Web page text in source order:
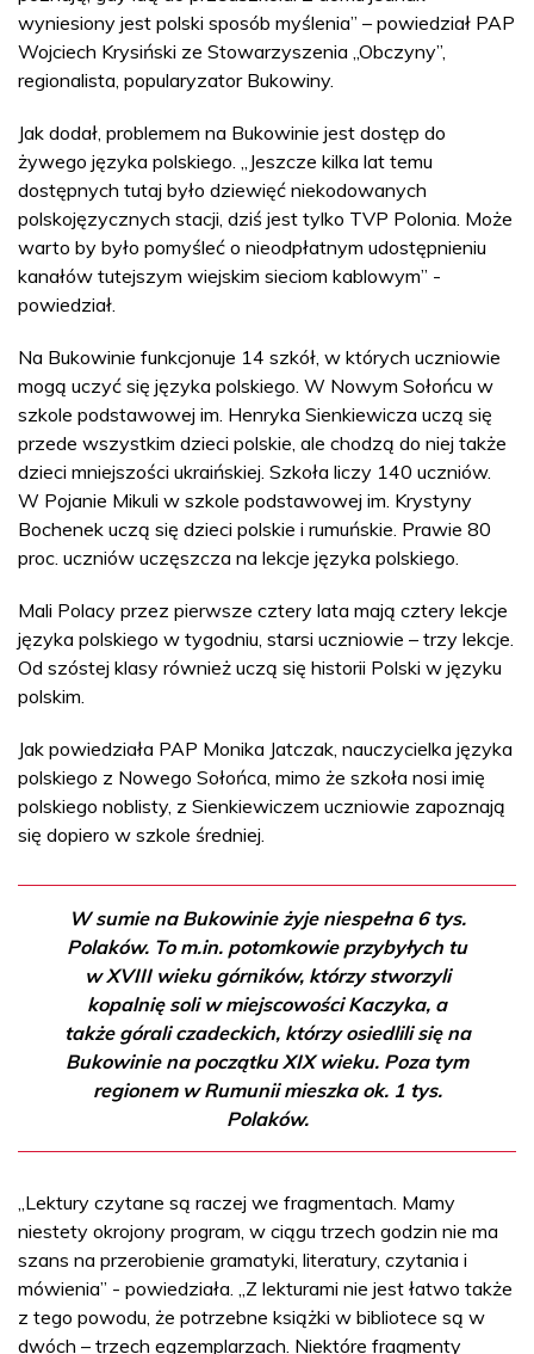
wyniesiony jest polski sposób myślenia” – powiedział PAP
Wojciech Krysiński ze Stowarzyszenia „Obczyny”,
regionalista, popularyzator Bukowiny.
Jak dodał, problemem na Bukowinie jest dostęp do
żywego języka polskiego. „Jeszcze kilka lat temu
dostępnych tutaj było dziewięć niekodowanych
polskojęzycznych stacji, dziś jest tylko TVP Polonia. Może
warto by było pomyśleć o nieodpłatnym udostępnieniu
kanałów tutejszym wiejskim sieciom kablowym” -
powiedział.
Na Bukowinie funkcjonuje 14 szkół, w których uczniowie
mogą uczyć się języka polskiego. W Nowym Sołońcu w
szkole podstawowej im. Henryka Sienkiewicza uczą się
przede wszystkim dzieci polskie, ale chodzą do niej także
dzieci mniejszości ukraińskiej. Szkoła liczy 140 uczniów.
W Pojanie Mikuli w szkole podstawowej im. Krystyny
Bochenek uczą się dzieci polskie i rumuńskie. Prawie 80
proc. uczniów uczęszcza na lekcje języka polskiego.
Mali Polacy przez pierwsze cztery lata mają cztery lekcje
języka polskiego w tygodniu, starsi uczniowie – trzy lekcje.
Od szóstej klasy również uczą się historii Polski w języku
polskim.
Jak powiedziała PAP Monika Jatczak, nauczycielka języka
polskiego z Nowego Sołońca, mimo że szkoła nosi imię
polskiego noblisty, z Sienkiewiczem uczniowie zapoznają
się dopiero w szkole średniej.
W sumie na Bukowinie żyje niespełna 6 tys.
Polaków. To m.in. potomkowie przybyłych tu
w XVIII wieku górników, którzy stworzyli
kopalnię soli w miejscowości Kaczyka, a
także górali czadeckich, którzy osiedlili się na
Bukowinie na początku XIX wieku. Poza tym
regionem w Rumunii mieszka ok. 1 tys.
Polaków.
„Lektury czytane są raczej we fragmentach. Mamy
niestety okrojony program, w ciągu trzech godzin nie ma
szans na przerobienie gramatyki, literatury, czytania i
mówienia” - powiedziała. „Z lekturami nie jest łatwo także
z tego powodu, że potrzebne książki w bibliotece są w
dwóch – trzech egzemplarzach. Niektóre fragmenty